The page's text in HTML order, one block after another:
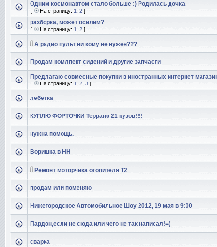
Одним космонавтом стало больше :) Родилась дочка.
[ На страницу: 1 2 ]
разборка, может осилим?
[ На страницу: 1 2 ]
А радио пульт ни кому не нужен???
Продам комлпект сидений и другие запчасти
Предлагаю совмесные покупки в иностранных интернет
[ На страницу: 1 2 3 ]
лебетка
КУПЛЮ ФОРТОЧКИ Террано 21 кузов!!!!
нужна помощь.
Воришка в НН
Ремонт моторчика отопителя Т2
продам или поменяю
Нижегородское Автомобильное Шоу 2012, 19 мая в 9:00
Пардон,если не сюда или чего не так написал!=)
сварка